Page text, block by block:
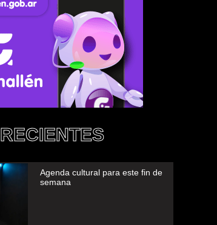
RECIENTES
Agenda cultural para este fin de
semana